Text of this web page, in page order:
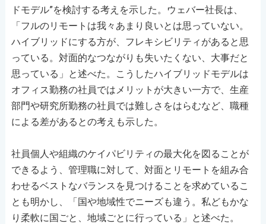
ドモデル”を検討する考えを示した。ウェバー社長は、
「フルのリモートは我々あまり良いとは思っていない。
ハイブリッドにする方が、フレキシビリティがあると思
っている。対面的なつながりも失いたくない、大事だと
思っている」と述べた。こうしたハイブリッドモデルは
オフィス勤務の社員ではメリットが大きい一方で、生産
部門や研究所勤務の社員では難しさをはらむなど、職種
による差があるとの考えも示した。
社員個人や組織のケイパビリティの最大化を図ることが
できるよう、管理職に対して、対面とリモートを組み合
わせるベストなバランスを見つけることを求めているこ
とも明かし、「国や地域性でニーズも違う。私どもかな
り柔軟に国ごと、地域ごとに行っている」と述べた。